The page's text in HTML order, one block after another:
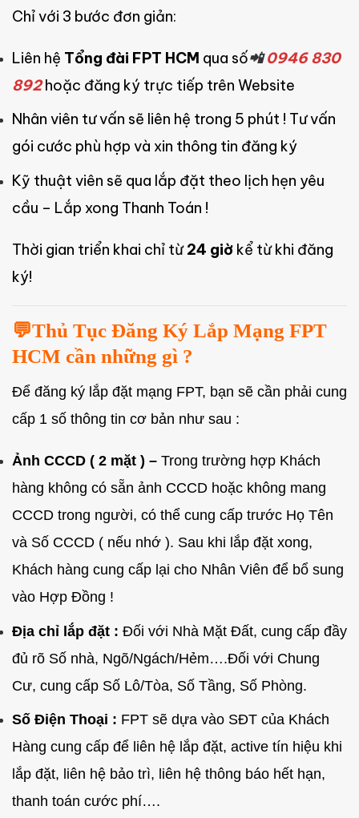
Chỉ với 3 bước đơn giản:
Liên hệ Tổng đài FPT HCM qua số📲0946 830
892hoặc đăng ký trực tiếp trên Website
Nhân viên tư vấn sẽ liên hệ trong 5 phút ! Tư vấn
gói cước phù hợp và xin thông tin đăng ký
Kỹ thuật viên sẽ qua lắp đặt theo lịch hẹn yêu
cầu – Lắp xong Thanh Toán !
Thời gian triển khai chỉ từ24 giờ kể từ khi đăng
ký!
💬Thủ Tục Đăng Ký Lắp Mạng FPT
HCM cần những gì ?
Để đăng ký lắp đặt mạng FPT, bạn sẽ cần phải cung
cấp 1 số thông tin cơ bản như sau :
Ảnh CCCD ( 2 mặt ) – Trong trường hợp Khách
hàng không có sẵn ảnh CCCD hoặc không mang
CCCD trong người, có thể cung cấp trước Họ Tên
và Số CCCD ( nếu nhớ ). Sau khi lắp đặt xong,
Khách hàng cung cấp lại cho Nhân Viên để bổ sung
vào Hợp Đồng !
Địa chỉ lắp đặt : Đối với Nhà Mặt Đất, cung cấp đầy
đủ rõ Số nhà, Ngõ/Ngách/Hẻm….Đối với Chung
Cư, cung cấp Số Lô/Tòa, Số Tầng, Số Phòng.
Số Điện Thoại : FPT sẽ dựa vào SĐT của Khách
Hàng cung cấp để liên hệ lắp đặt, active tín hiệu khi
lắp đặt, liên hệ bảo trì, liên hệ thông báo hết hạn,
thanh toán cước phí….